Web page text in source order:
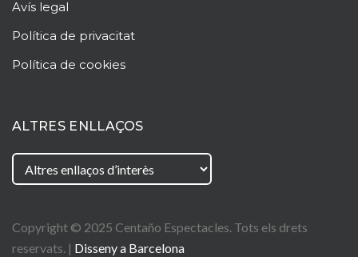
Avís legal
Política de privacitat
Política de cookies
ALTRES ENLLAÇOS
Copyright © 2025 Centaño Espectacles. Tots els drets
reservats. | Disseny a Barcelona